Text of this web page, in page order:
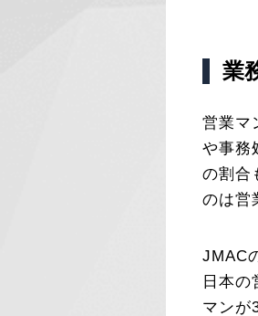
業
営業マ
や事務
の割合
のは営
JMAC
日本
マンが